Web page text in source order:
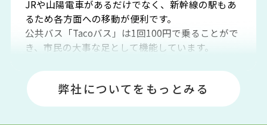
JRや山陽電車があるだけでなく、新幹線の駅もあ
るため各方面への移動が便利です。
公共バス「Tacoバス」は1回100円で乗ることがで
き、市民の大事な足として機能しています。
場や釣りスポットが多くあります。JR「大久保
駅」周辺には、ビブレ・イオンをはじめとした買
い物施設も多くあり、買い物にも困りません。
弊社についてをもっとみる